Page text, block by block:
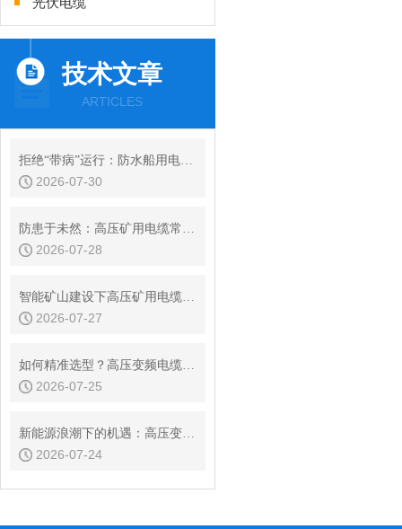
技术文章
ARTICLES
拒绝“带病”运行：防水船用电缆常见绝缘故障的诊断与预防性维护
2026-07-30
防患于未然：高压矿用电缆常见故障分析与在线监测策略
2026-07-28
智能矿山建设下高压矿用电缆的发展趋势
2026-07-27
如何精准选型？高压变频电缆的载流量与电压等级判定指南
2026-07-25
新能源浪潮下的机遇：高压变频电缆市场现状与发展前景
2026-07-24